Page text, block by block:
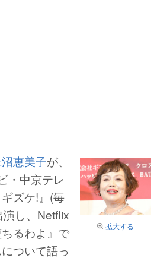
拡大する
沼恵美子が、
・中京テレ
ズケ!』(毎
し、Netflix
るわよ』で
ついて語っ